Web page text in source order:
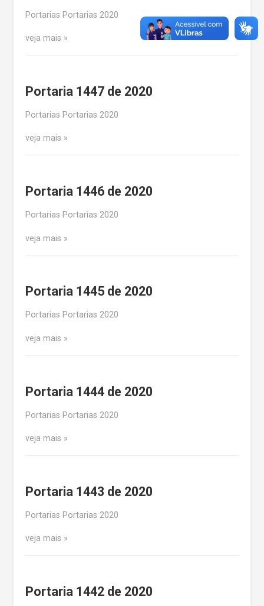
Portarias Portarias 2020
veja mais
Portaria 1447 de 2020
Portarias Portarias 2020
veja mais
Portaria 1446 de 2020
Portarias Portarias 2020
veja mais
Portaria 1445 de 2020
Portarias Portarias 2020
veja mais
Portaria 1444 de 2020
Portarias Portarias 2020
veja mais
Portaria 1443 de 2020
Portarias Portarias 2020
veja mais
Portaria 1442 de 2020